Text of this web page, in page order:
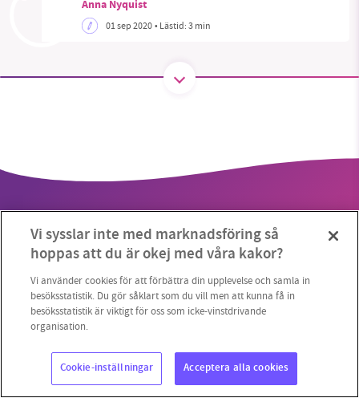
Anna Nyquist
01 sep 2020• Lästid:3 min
Copyright 2023 © Supermiljöbloggen Cookieinställningar
nyhetsbevakning och granskningar. Nu vill vi
utveckla vårt arbete – och vi hoppas att du
vill hjälpa oss.
Stötta vårt arbete genom att swisha en slant till
1231368703
Läs vad vi vill göra
Vi sysslar inte med marknadsföring så
hoppas att du är okej med våra kakor?
Vi använder cookies för att förbättra din upplevelse och samla in
besöksstatistik. Du gör såklart som du vill men att kunna få in
besöksstatistik är viktigt för oss som icke-vinstdrivande
organisation.
Cookie-inställningar Acceptera alla cookies